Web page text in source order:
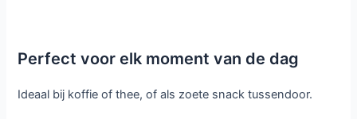
Perfect voor elk moment van de dag
Ideaal bij koffie of thee, of als zoete snack tussendoor.